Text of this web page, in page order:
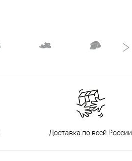
Доставка по всей России